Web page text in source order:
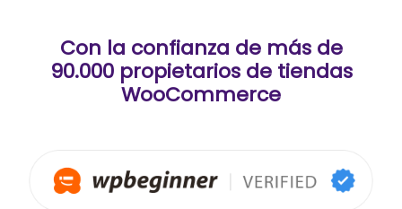
Con la confianza de más de
90.000 propietarios de tiendas
WooCommerce